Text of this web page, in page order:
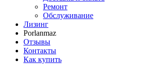
Ремонт
Обслуживание
Лизинг
Porlanmaz
Отзывы
Контакты
Как купить